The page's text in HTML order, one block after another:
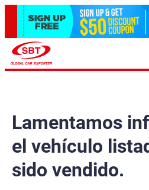
Lamentamos
el vehículo
sido vendido.